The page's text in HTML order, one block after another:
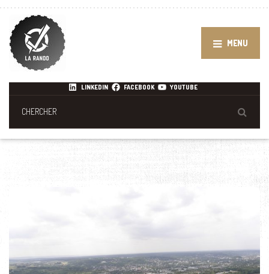
MENU
LINKEDIN FACEBOOK YOUTUBE